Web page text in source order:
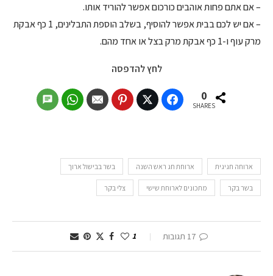
– אם אתם פחות אוהבים כורכום אפשר להוריד אותו.
– אם יש לכם בבית אפשר להוסיף, בשלב הוספת התבלינים, 1 כף אבקת
מרק עוף ו-1 כף אבקת מרק בצל או אחד מהם.
לחץ להדפסה
0
SHARES
ארוחה חגיגית ארוחת חג ראש השנה בשר בבישול ארוך
בשר בקר מתכונים לארוחת שישי צלי בקר
17 תגובות 1